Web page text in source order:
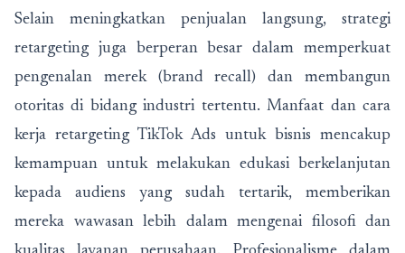
Selain meningkatkan penjualan langsung, strategi
retargeting juga berperan besar dalam memperkuat
pengenalan merek (brand recall) dan membangun
otoritas di bidang industri tertentu. Manfaat dan cara
kerja retargeting TikTok Ads untuk bisnis mencakup
kemampuan untuk melakukan edukasi berkelanjutan
kepada audiens yang sudah tertarik, memberikan
mereka wawasan lebih dalam mengenai filosofi dan